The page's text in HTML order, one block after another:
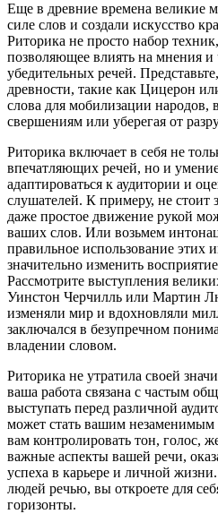
Еще в древние времена великие
силе слов и создали искусство
Риторика не просто набор
позволяющее влиять на мнения
убедительных речей.
древности, такие как Цицерон
слова для мобилизации народов,
свершениям или уберегая от
Риторика включает в себя не
впечатляющих речей, но и
адаптироваться к аудитории и
слушателей. К примеру, не стоит
даже простое движение рукой
ваших слов. Или возьмем
правильное использование этих
значительно изменить
Рассмотрите выступления
Уинстон Черчилль или Мартин
изменяли мир и вдохновляли
заключался в безупречном
владении словом.
Риторика не утратила своей
ваша работа связана с частым
выступать перед различной
может стать вашим
вам контролировать тон, голос,
важные аспекты вашей речи,
успеха в карьере и личной
людей речью, вы откроете для
горизонты.